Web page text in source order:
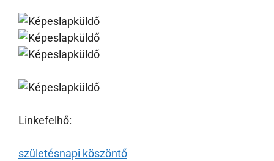
Linkefelhő:
születésnapi köszöntő